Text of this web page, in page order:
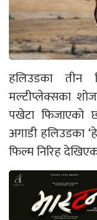
हलिउडका तीन
मल्टीप्लेक्सका
पखेटा फिजाएको
अगाडी हलिउडका
फिल्म निरिह